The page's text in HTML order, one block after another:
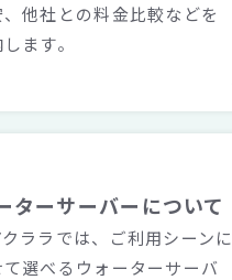
他社との料金比較などを
ます。
ターサーバーについて
クララでは、ご利用シーンに
選べるウォーターサーバ